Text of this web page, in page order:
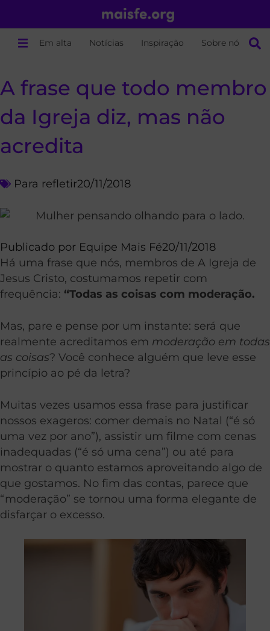
Em alta Notícias Inspiração Sobre nós
A frase que todo membro
da Igreja diz, mas não
acredita
Para refletir20/11/2018
Publicado por Equipe Mais Fé20/11/2018
Há uma frase que nós, membros de A Igreja de
Jesus Cristo, costumamos repetir com
frequência: “Todas as coisas com moderação.
Mas, pare e pense por um instante: será que
realmente acreditamos em moderação em todas
as coisas? Você conhece alguém que leve esse
princípio ao pé da letra?
Muitas vezes usamos essa frase para justificar
nossos exageros: comer demais no Natal (“é só
uma vez por ano”), assistir um filme com cenas
inadequadas (“é só uma cena”) ou até para
mostrar o quanto estamos aproveitando algo de
que gostamos. No fim das contas, parece que
“moderação” se tornou uma forma elegante de
disfarçar o excesso.